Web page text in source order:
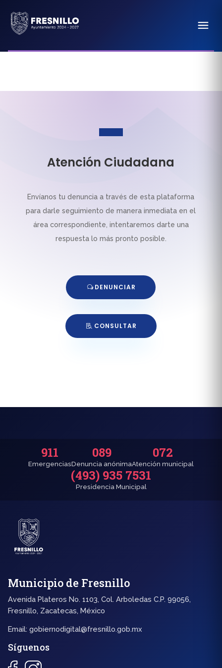
Atención Ciudadana
Envíanos tu denuncia a través de esta plataforma
para darle seguimiento de manera inmediata en el
área correspondiente, intentaremos darte una
respuesta lo más pronto posible.
DENUNCIAR
CONSULTAR
911
Emergencias
089
Denuncia anónima
072
Atención municipal
(493) 935 7531
Presidencia Municipal
Municipio de Fresnillo
Avenida Plateros No. 1103, Col. Arboledas C.P. 99056,
Fresnillo, Zacatecas, México
Email: gobiernodigital@fresnillo.gob.mx
Síguenos